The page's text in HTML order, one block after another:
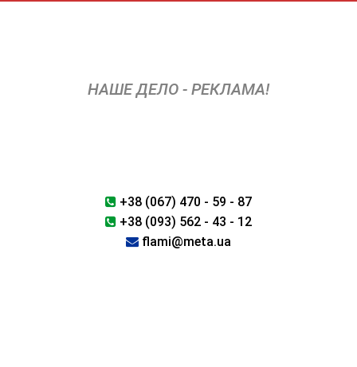
НАШЕ ДЕЛО - РЕКЛАМА!
+38 (067) 470 - 59 - 87
+38 (093) 562 - 43 - 12
flami@meta.ua